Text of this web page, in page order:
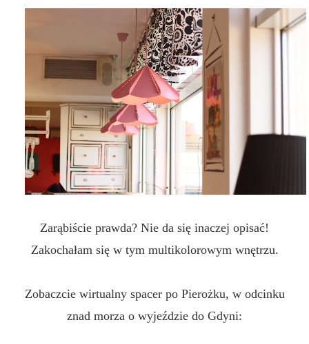
Zarąbiście prawda? Nie da się inaczej opisać!
Zakochałam się w tym multikolorowym wnętrzu.
Zobaczcie wirtualny spacer po Pierożku, w odcinku
znad morza o wyjeździe do Gdyni: